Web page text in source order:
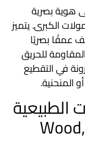
هوية بصرية
الكبرى. يتميز
عمقًا بصريًا
للحريق
في التقطيع
المنحنية.
الطبيعية